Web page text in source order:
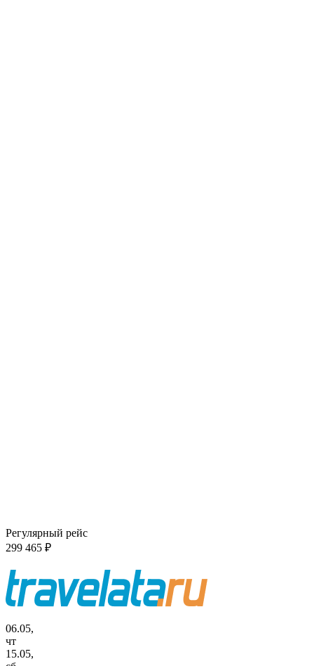
Регулярный рейс
299 465 ₽
06.05,
чт
15.05,